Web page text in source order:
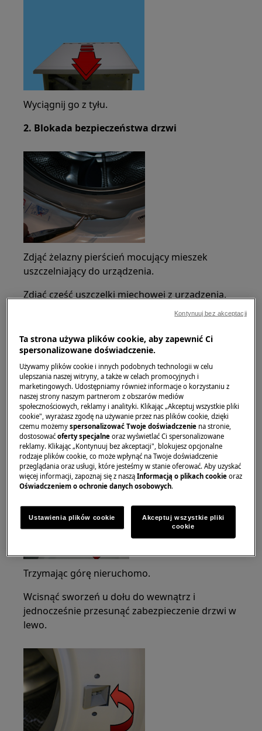
Wyciągnij go z tyłu.
2. Blokada bezpieczeństwa drzwi
Zdjąć żelazny pierścień mocujący mieszek
uszczelniający do urządzenia.
Zdjąć część uszczelki miechowej z urządzenia.
Uważaj, aby nie zarysować obudowy.
Wcisnąć kołek u góry do wewnątrz i
jednocześnie przesunąć zabezpieczenie drzwi w
lewo.
Trzymając górę nieruchomo.
Wcisnąć sworzeń u dołu do wewnątrz i
jednocześnie przesunąć zabezpieczenie drzwi w
lewo.
Ta strona używa plików cookie, aby zapewnić Ci
spersonalizowane doświadczenie.
Używamy plików cookie i innych podobnych technologii w celu
ulepszania naszej witryny, a także w celach promocyjnych i
marketingowych. Udostępniamy również informacje o korzystaniu z
naszej strony naszym partnerom z obszarów mediów
społecznościowych, reklamy i analityki. Klikając „Akceptuj wszystkie pliki
cookie", wyrażasz zgodę na używanie przez nas plików cookie, dzięki
czemu możemyspersonalizować Twoje doświadczenie na stronie,
dostosowaćoferty specjalne oraz wyświetlać Ci spersonalizowane
reklamy. Klikając „Kontynuuj bez akceptacji", blokujesz opcjonalne
rodzaje plików cookie, co może wpłynąć na Twoje doświadczenie
przeglądania oraz usługi, które jesteśmy w stanie oferować. Aby uzyskać
więcej informacji, zapoznaj się z nasząInformacją o plikach cookie oraz
Oświadczeniem o ochronie danych osobowych.
Ustawienia plików cookie
Akceptuj wszystkie pliki
cookie
Kontynuuj bez akceptacji